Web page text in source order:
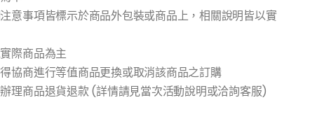
意事項皆標示於商品外包裝或商品上，相關說明皆以實
際商品為主
協商進行等值商品更換或取消該商品之訂購
理商品退貨退款 (詳情請見當次活動說明或洽詢客服)